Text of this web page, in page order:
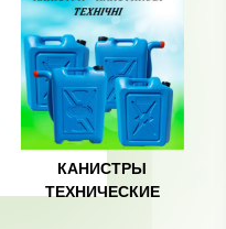
КАНИСТРЫ
ТЕХНИЧЕСКИЕ